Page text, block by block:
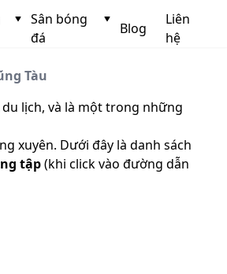
Sân bóng
đá
Blog
Liên
hệ
Tàu
lịch, và là một trong những
xuyên. Dưới đây là danh sách
tập(khi click vào đường dẫn